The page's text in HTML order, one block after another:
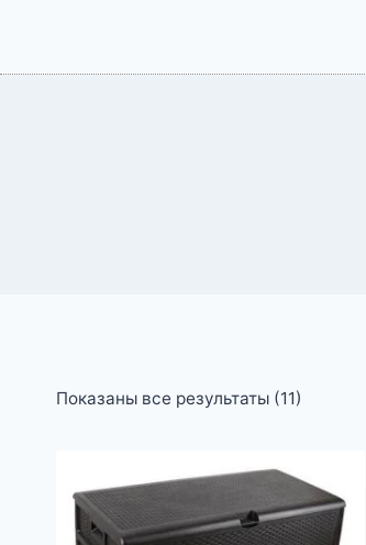
Показаны все результаты (11)